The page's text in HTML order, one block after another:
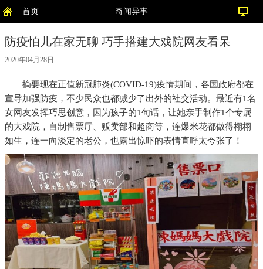
首页 奇闻异事
防疫怕儿在家无聊 巧手搭建大戏院网友看呆
2020年04月28日
摘要现在正值新冠肺炎(COVID-19)疫情期间，各国政府都在
宣导加强防疫，不少民众也都减少了出外的社交活动。最近有1名
女网友发挥巧思创意，因为孩子的1句话，让她亲手制作1个专属
的大戏院，自制售票厅、贩卖部和超商等，连爆米花都做得栩栩
如生，连一向淡定的老公，也露出惊吓的表情直呼太夸张了！